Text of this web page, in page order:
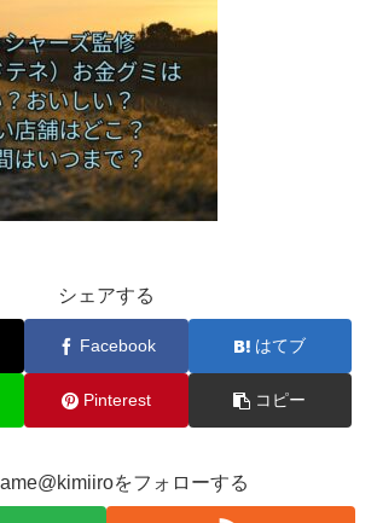
シェアする
Facebook はてブ
Pinterest コピー
をフォローする